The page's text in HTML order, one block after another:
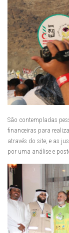
São contempladas
financeiras para
através do site, e as
por uma análise e